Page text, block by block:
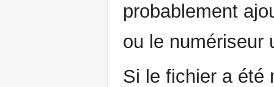
probablement
ou le numériseur
Si le fichier a été